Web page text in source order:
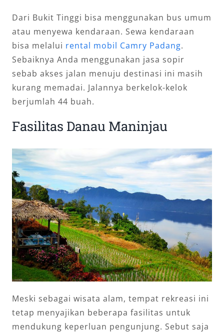
Dari Bukit Tinggi bisa menggunakan bus umum
atau menyewa kendaraan. Sewa kendaraan
bisa melalui rental mobil Camry Padang.
Sebaiknya Anda menggunakan jasa sopir
sebab akses jalan menuju destinasi ini masih
kurang memadai. Jalannya berkelok-kelok
berjumlah 44 buah.
Fasilitas Danau Maninjau
Meski sebagai wisata alam, tempat rekreasi ini
tetap menyajikan beberapa fasilitas untuk
mendukung keperluan pengunjung. Sebut saja